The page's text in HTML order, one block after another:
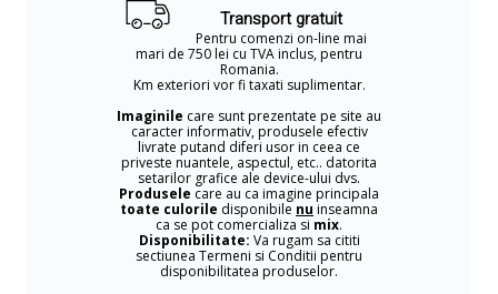
Transport gratuit
Pentru comenzi on-line mai
mari de 750 lei cu TVA inclus, pentru
Romania.
Km exteriori vor fi taxati suplimentar.
Imaginile care sunt prezentate pe site au
caracter informativ, produsele efectiv
livrate putand diferi usor in ceea ce
priveste nuantele, aspectul, etc.. datorita
setarilor grafice ale device-ului dvs.
Produsele care au ca imagine principala
toate culorile disponibile nu inseamna
ca se pot comercializa si mix.
Disponibilitate: Va rugam sa cititi
sectiunea Termeni si Conditii pentru
disponibilitatea produselor.